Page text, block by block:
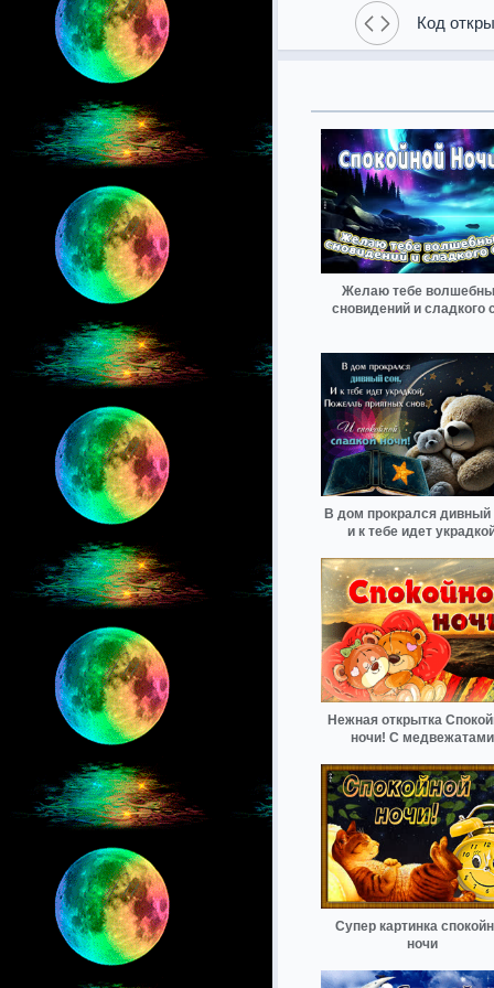
Код
Желаю тебе
сновидений и сладкого
В дом прокрался дивный
и к тебе идет
Нежная открытка
ночи! С медвежатами
Супер картинка
ночи